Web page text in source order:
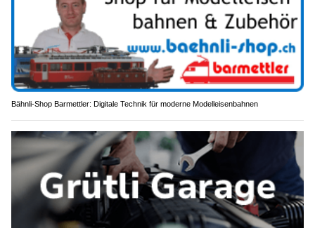
Bähnli-Shop Barmettler: Digitale Technik für moderne Modelleisenbahnen